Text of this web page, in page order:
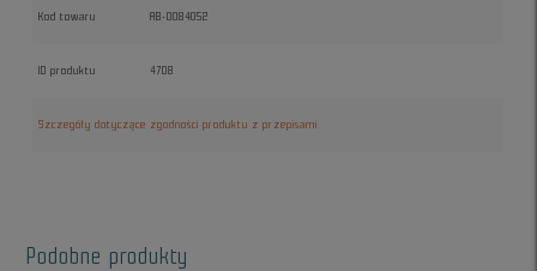
Kod towaru AB-0084052
ID produktu 4708
Szczegóły dotyczące zgodności produktu z przepisami
Podobne produkty